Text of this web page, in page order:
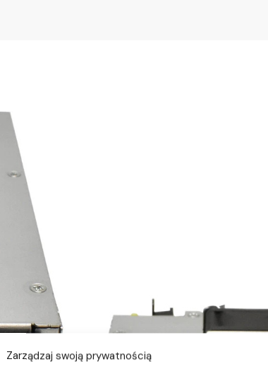
Zarządzaj swoją prywatnością